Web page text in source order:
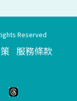
Reserved
服務條款